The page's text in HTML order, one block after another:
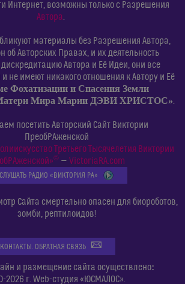
Интернет, возможны только с Разрешения
Автора.
материалы без Разрешения Автора,
об Авторских Правах, и их деятельность
Автора и Её Идеи, они все
не имеют никакого отношения к Автору и Её
Фохатизации и Спасения Земли
Мира Марии ДЭВИ ХРИСТОС».
посетить Авторский Сайт Виктории
ПреобРАженской
Третьего Тысячелетия Виктории
©— VictoriaRA.com
СЛУШАТЬ РАДИО «ВИКТОРИЯ РА»
Сайта смертельно опасен для биороботов,
зомби, рептилоидов!
КОНТАКТЫ. ОБРАТНАЯ СВЯЗЬ
и размещение сайта осуществлено:
2026 г. Web-студия «ЮСМАЛОС».